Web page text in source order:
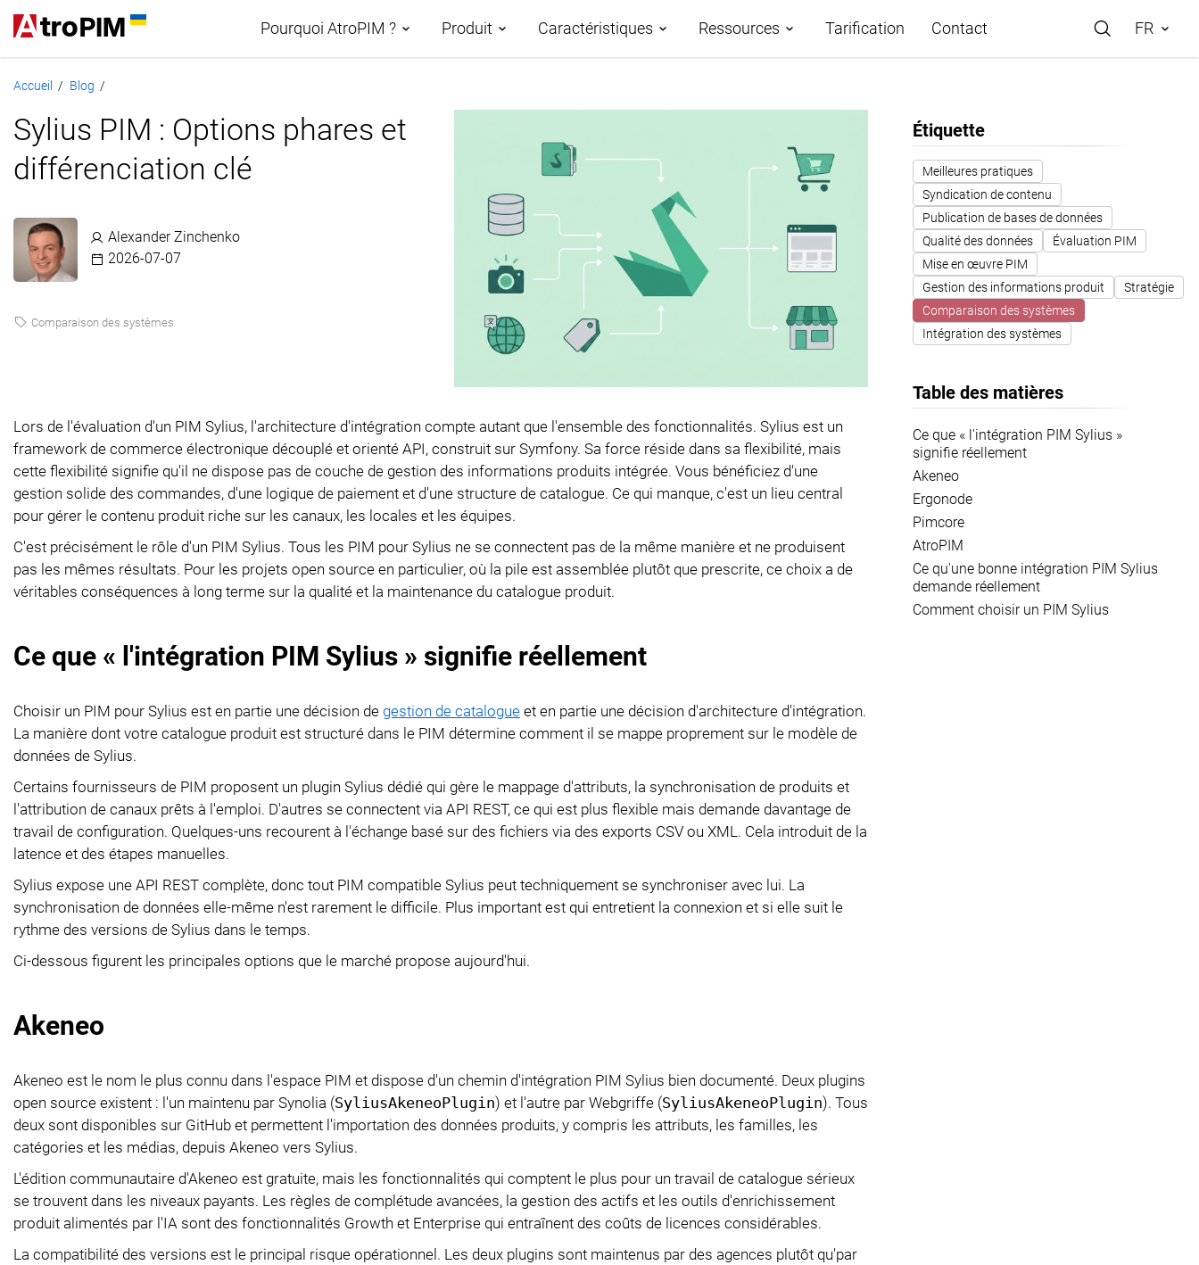
Pourquoi AtroPIM ? Produit
PIM piloté par l’IA
Classification des données
relatives aux produits
Syndication de données
produits
données
Passeport Numérique de
Produit
Conformité PPWR
Intégrations
Caractéristiques
Gestion des données
Taxonomies
Canaux et attributs
Gestion des actifs
numériques
Exportation de données
Gestion de l'accès
Ressources
Études de cas
Centre d'aide
Glossaire
Tarification Contact FR
Accueil / Blog /
Sylius PIM : Options phares et
différenciation clé
Alexander Zinchenko
2026-07-07
Comparaison des systèmes
Lors de l'évaluation d'un PIM Sylius, l'architecture d'intégration compte autant que l'ensemble des fonctionnalités. Sylius est un
framework de commerce électronique découplé et orienté API, construit sur Symfony. Sa force réside dans sa flexibilité, mais
cette flexibilité signifie qu'il ne dispose pas de couche de gestion des informations produits intégrée. Vous bénéficiez d'une
gestion solide des commandes, d'une logique de paiement et d'une structure de catalogue. Ce qui manque, c'est un lieu central
pour gérer le contenu produit riche sur les canaux, les locales et les équipes.
C'est précisément le rôle d'un PIM Sylius. Tous les PIM pour Sylius ne se connectent pas de la même manière et ne produisent
pas les mêmes résultats. Pour les projets open source en particulier, où la pile est assemblée plutôt que prescrite, ce choix a de
véritables conséquences à long terme sur la qualité et la maintenance du catalogue produit.
Ce que « l'intégration PIM Sylius » signifie réellement
Choisir un PIM pour Sylius est en partie une décision de gestion de catalogue et en partie une décision d'architecture d'intégration.
La manière dont votre catalogue produit est structuré dans le PIM détermine comment il se mappe proprement sur le modèle de
données de Sylius.
Certains fournisseurs de PIM proposent un plugin Sylius dédié qui gère le mappage d'attributs, la synchronisation de produits et
l'attribution de canaux prêts à l'emploi. D'autres se connectent via API REST, ce qui est plus flexible mais demande davantage de
travail de configuration. Quelques-uns recourent à l'échange basé sur des fichiers via des exports CSV ou XML. Cela introduit de la
latence et des étapes manuelles.
Sylius expose une API REST complète, donc tout PIM compatible Sylius peut techniquement se synchroniser avec lui. La
synchronisation de données elle-même n'est rarement le difficile. Plus important est qui entretient la connexion et si elle suit le
rythme des versions de Sylius dans le temps.
Ci-dessous figurent les principales options que le marché propose aujourd'hui.
Akeneo
Akeneo est le nom le plus connu dans l'espace PIM et dispose d'un chemin d'intégration PIM Sylius bien documenté. Deux plugins
open source existent : l'un maintenu par Synolia (SyliusAkeneoPlugin) et l'autre par Webgriffe (SyliusAkeneoPlugin). Tous
deux sont disponibles sur GitHub et permettent l'importation des données produits, y compris les attributs, les familles, les
catégories et les médias, depuis Akeneo vers Sylius.
L'édition communautaire d'Akeneo est gratuite, mais les fonctionnalités qui comptent le plus pour un travail de catalogue sérieux
se trouvent dans les niveaux payants. Les règles de complétude avancées, la gestion des actifs et les outils d'enrichissement
produit alimentés par l'IA sont des fonctionnalités Growth et Enterprise qui entraînent des coûts de licences considérables.
La compatibilité des versions est le principal risque opérationnel. Les deux plugins sont maintenus par des agences plutôt qu'par
Étiquette
Meilleures pratiques
Syndication de contenu
Publication de bases de données
Qualité des données
Évaluation PIM
Mise en œuvre PIM
Gestion des informations produit
Stratégie
Comparaison des systèmes
Intégration des systèmes
Table des matières
Ce que « l'intégration PIM Sylius »
signifie réellement
Akeneo
Ergonode
Pimcore
AtroPIM
Ce qu'une bonne intégration PIM Sylius
demande réellement
Comment choisir un PIM Sylius